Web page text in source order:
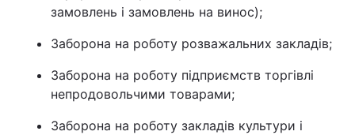
замовлень і замовлень на винос);
Заборона на роботу розважальних закладів;
Заборона на роботу підприємств торгівлі
непродовольчими товарами;
Заборона на роботу закладів культури і